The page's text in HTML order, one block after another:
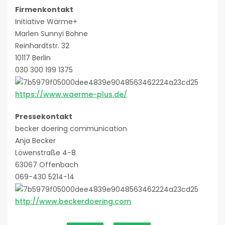
Firmenkontakt
Initiative Wärme+
Marlen Sunnyi Bohne
Reinhardtstr. 32
10117 Berlin
030 300 199 1375
https://www.waerme-plus.de/
Pressekontakt
becker doering communication
Anja Becker
Löwenstraße 4-8
63067 Offenbach
069-430 5214-14
http://www.beckerdoering.com